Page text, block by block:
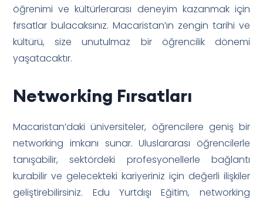
öğrenimi ve kültürlerarası deneyim kazanmak için
fırsatlar bulacaksınız. Macaristan’ın zengin tarihi ve
kültürü, size unutulmaz bir öğrencilik dönemi
yaşatacaktır.
Networking Fırsatları
Macaristan’daki üniversiteler, öğrencilere geniş bir
networking imkanı sunar. Uluslararası öğrencilerle
tanışabilir, sektördeki profesyonellerle bağlantı
kurabilir ve gelecekteki kariyeriniz için değerli ilişkiler
geliştirebilirsiniz. Edu Yurtdışı Eğitim, networking